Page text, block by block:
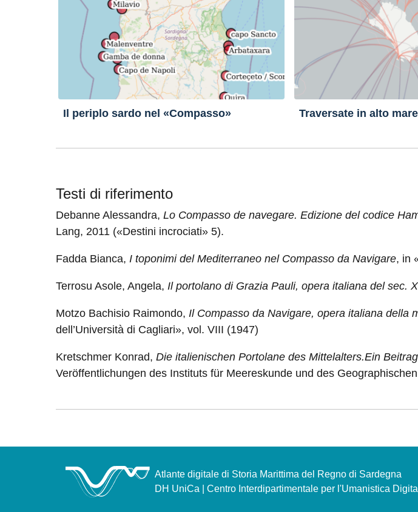
Il periplo sardo nel «Compasso» Traversate in alto mare
Testi di riferimento
Debanne Alessandra, Lo Compasso de navegare. Edizione del codice
Lang, 2011 («Destini incrociati» 5).
Fadda Bianca, I toponimi del Mediterraneo nel Compasso da Navigare, in
Terrosu Asole, Angela, Il portolano di Grazia Pauli, opera italiana del sec.
Motzo Bachisio Raimondo, Il Compasso da Navigare, opera italiana della
dell’Università di Cagliari», vol. VIII (1947)
Kretschmer Konrad, Die italienischen Portolane des Mittelalters.Ein
Veröffentlichungen des Instituts für Meereskunde und des
Atlante digitale di Storia Marittima del Regno di Sardegna
DH UniCa | Centro Interdipartimentale per l'Umanistica